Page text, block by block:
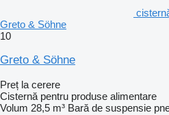
Greto & Söhne
10
Greto & Söhne
Preț la cerere
Cisternă pentru produse alimentare
Volum 28,5 m³ Bară de suspensie